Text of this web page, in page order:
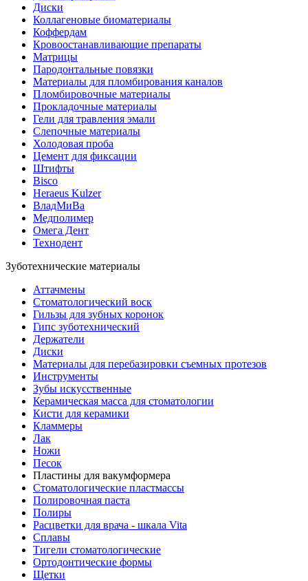
Диски
Коллагеновые биоматериалы
Коффердам
Кровоостанавливающие препараты
Матрицы
Пародонтальные повязки
Материалы для пломбирования каналов
Пломбировочные материалы
Прокладочные материалы
Гели для травления эмали
Слепочные материалы
Холодовая проба
Цемент для фиксации
Штифты
Bisco
Heraeus Kulzer
ВладМиВа
Медполимер
Омега Дент
Технодент
Зуботехнические материалы
Аттачмены
Стоматологический воск
Гильзы для зубных коронок
Гипс зуботехнический
Держатели
Диски
Материалы для перебазировки съемных протезов
Инструменты
Зубы искусственные
Керамическая масса для стоматологии
Кисти для керамики
Кламмеры
Лак
Ножи
Песок
Пластины для вакумформера
Стоматологические пластмассы
Полировочная паста
Полиры
Расцветки для врача - шкала Vita
Сплавы
Тигели стоматологические
Ортодонтические формы
Щетки